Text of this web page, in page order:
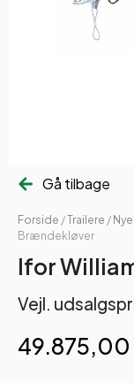
Gå tilbage
Forside /Trailere /
Brændekløver
Ifor
Vejl.
49.875,00